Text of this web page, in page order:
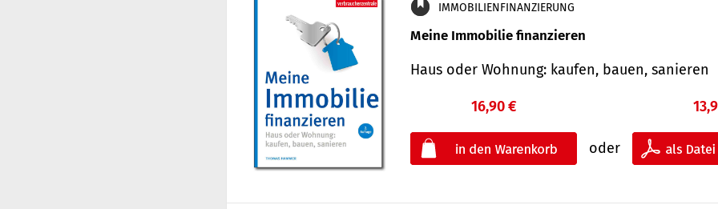
IMMOBILIENFINANZIERUNG
Meine Immobilie finanzieren
Haus oder Wohnung: kaufen, bauen, sanieren
16,90 €
oder